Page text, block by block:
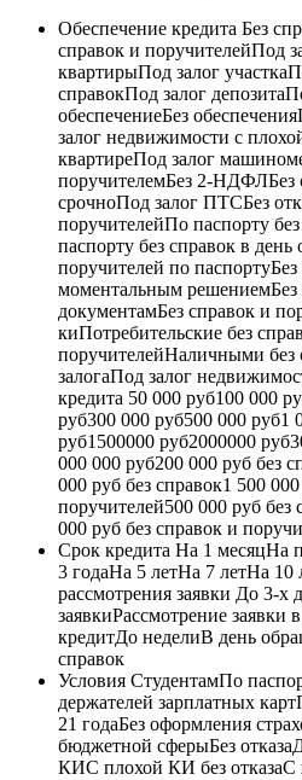
Обеспечение кредита Без
справок и поручителейПод
квартирыПод залог
справокПод залог
обеспечениеБез
залог недвижимости с
квартиреПод залог
поручителемБез 2-НДФЛБез
срочноПод залог ПТСБез
поручителейПо паспорту
паспорту без справок в
поручителей по
моментальным решениемБез
документамБез справок и
киПотребительские без
поручителейНаличными без
залогаПод залог
кредита 50 000 руб100 000
руб300 000 руб500 000 руб1
руб1500000 руб2000000
000 000 руб200 000 руб без
000 руб без справок1 500
поручителей500 000 руб без
000 руб без справок и
Срок кредита На 1 месяцНа
3 годаНа 5 летНа 7 летНа
рассмотрения заявки До 3-х
заявкиРассмотрение заявки
кредитДо неделиВ день
справок
Условия СтудентамПо
держателей зарплатных
21 годаБез оформления
бюджетной сферыБез
КИС плохой КИ без